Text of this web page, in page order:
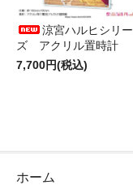
涼宮ハルヒシリー
ズ アクリル置時計
7,700円(税込)
ホーム